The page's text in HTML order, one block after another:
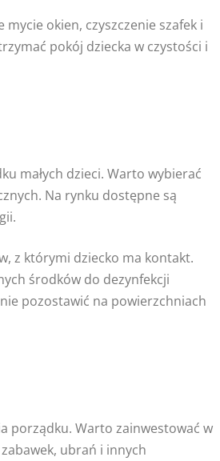
okien, czyszczenie szafek i
pokój dziecka w czystości i
małych dzieci. Warto wybierać
Na rynku dostępne są
z którymi dziecko ma kontakt.
środków do dezynfekcji
pozostawić na powierzchniach
porządku. Warto zainwestować w
ubrań i innych